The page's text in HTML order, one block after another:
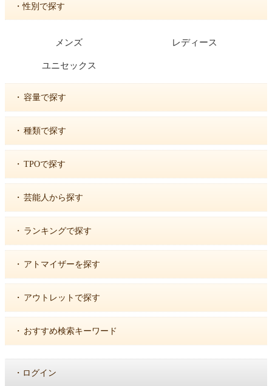
・性別で探す
メンズ レディース
ユニセックス
・ 容量で探す
・ 種類で探す
・ TPOで探す
・ 芸能人から探す
・ ランキングで探す
・ アトマイザーを探す
・ アウトレットで探す
・ おすすめ検索キーワード
・ ログイン